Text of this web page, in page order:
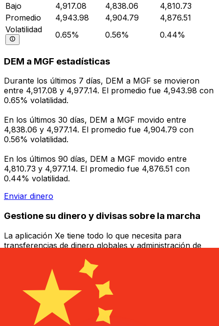
Bajo
4,917.08 4,838.06
4,810.73
Promedio
4,943.98 4,904.79
4,876.51
Volatilidad
0.65% 0.56% 0.44%
DEM a MGF estadísticas
Durante los últimos 7 días, DEM a MGF se movieron
entre 4,917.08 y 4,977.14. El promedio fue 4,943.98 con
0.65% volatilidad.
En los últimos 30 días, DEM a MGF movido entre
4,838.06 y 4,977.14. El promedio fue 4,904.79 con
0.56% volatilidad.
En los últimos 90 días, DEM a MGF movido entre
4,810.73 y 4,977.14. El promedio fue 4,876.51 con
0.44% volatilidad.
Enviar dinero
Gestione su dinero y divisas sobre la marcha
La aplicación Xe tiene todo lo que necesita para
transferencias de dinero globales y administración de
transfiera dinero al extranjero sin cargos ocultos.
¡Descárgalo hoy!